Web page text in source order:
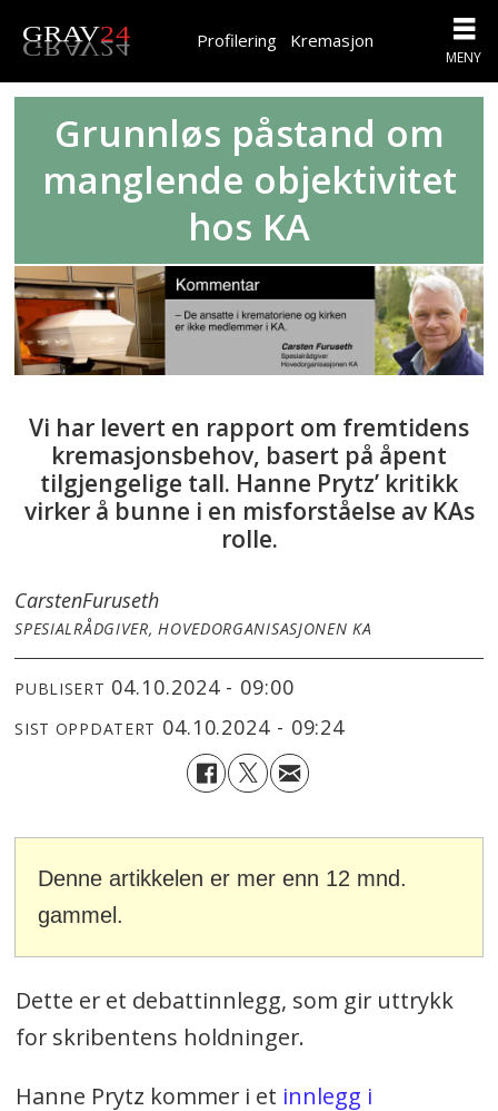
Profilering Kremasjon
Grunnløs påstand om
manglende objektivitet
hos KA
Vi har levert en rapport om fremtidens
kremasjonsbehov, basert på åpent
tilgjengelige tall. Hanne Prytz’ kritikk
virker å bunne i en misforståelse av KAs
rolle.
CarstenFuruseth
SPESIALRÅDGIVER, HOVEDORGANISASJONEN KA
PUBLISERT 04.10.2024 - 09:00
SIST OPPDATERT 04.10.2024 - 09:24
Denne artikkelen er mer enn 12 mnd.
gammel.
Dette er et debattinnlegg, som gir uttrykk
for skribentens holdninger.
Hanne Prytz kommer i et innlegg i